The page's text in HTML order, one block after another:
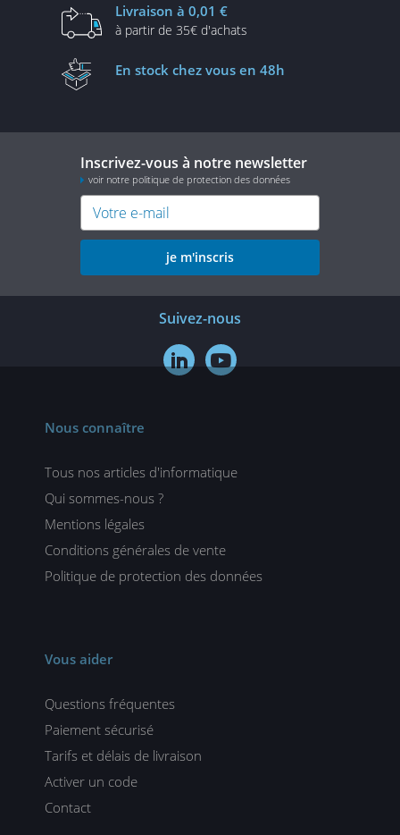
Livraison à 0,01 €
à partir de 35€ d'achats
En stock chez vous en 48h
Inscrivez-vous à notre newsletter
voir notre politique de protection des données
je m'inscris
Suivez-nous
 
Nous connaître
Tous nos articles d'informatique
Qui sommes-nous ?
Mentions légales
Conditions générales de vente
Politique de protection des données
Vous aider
Questions fréquentes
Paiement sécurisé
Tarifs et délais de livraison
Activer un code
Contact